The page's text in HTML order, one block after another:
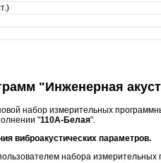
"Инженерная
набор измерительных
"110А-Белая".
виброакустических параметров.
набора измерительных